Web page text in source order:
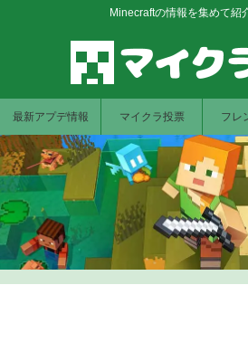
Minecraftの情報を集めて紹
最新アプデ情報 マイクラ投票 フレ